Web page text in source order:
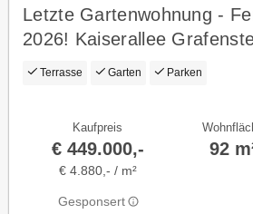
Letzte Gartenwohnung -
2026! Kaiserallee
k3 Top 2 (Eg)
Terrasse Garten Parken
Kaufpreis
€ 449.000,-
€ 4.880,- / m²
Gesponsert
92